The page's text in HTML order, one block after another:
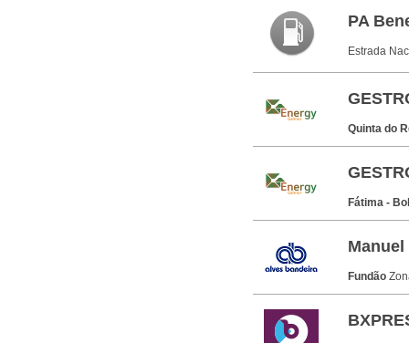
PA
Estrada
Quinta do
Fátima -
Manuel
Fundão